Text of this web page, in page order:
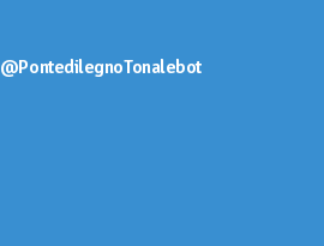
@PontedilegnoTonalebot